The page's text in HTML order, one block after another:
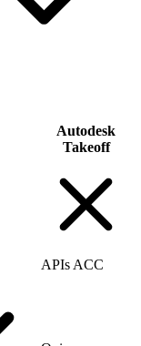
Autodesk
Takeoff
APIs ACC